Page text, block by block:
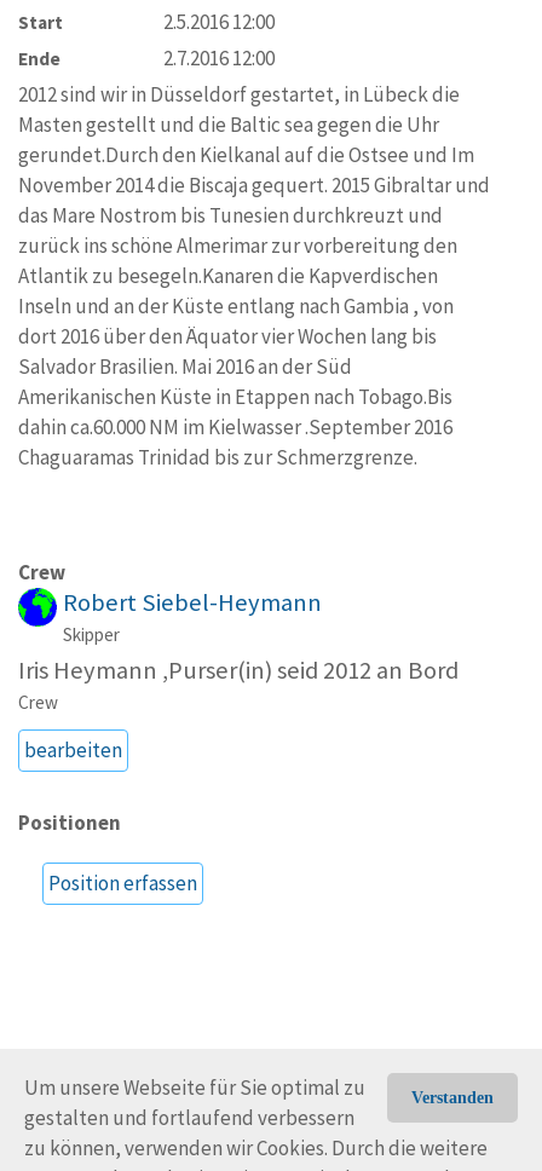
Verstanden
Um unsere Webseite für Sie optimal zu
gestalten und fortlaufend verbessern
zu können, verwenden wir Cookies. Durch die weitere
Start 2.5.2016 12:00
Ende
2.7.2016 12:00
2012 sind wir in Düsseldorf gestartet, in Lübeck die
Masten gestellt und die Baltic sea gegen die Uhr
gerundet.Durch den Kielkanal auf die Ostsee und Im
November 2014 die Biscaja gequert. 2015 Gibraltar und
das Mare Nostrom bis Tunesien durchkreuzt und
zurück ins schöne Almerimar zur vorbereitung den
Atlantik zu besegeln.Kanaren die Kapverdischen
Inseln und an der Küste entlang nach Gambia , von
dort 2016 über den Äquator vier Wochen lang bis
Salvador Brasilien. Mai 2016 an der Süd
Amerikanischen Küste in Etappen nach Tobago.Bis
dahin ca.60.000 NM im Kielwasser .September 2016
Chaguaramas Trinidad bis zur Schmerzgrenze.
Crew
Robert Siebel-Heymann
Skipper
Iris Heymann ,Purser(in) seid 2012 an Bord
Crew
bearbeiten
Positionen
Position erfassen
© Trans-Ocean e.V. 2010-2026 Impressum
Nutzungsbedingungen
Rechtliche Hinweise